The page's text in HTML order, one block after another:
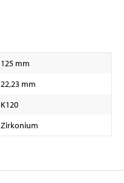
125 mm
22,23 mm
K120
Zirkonium